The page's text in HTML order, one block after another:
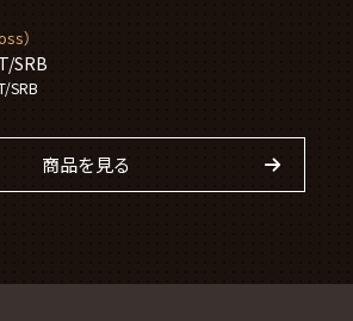
）
SRB
SRB
商品を見る